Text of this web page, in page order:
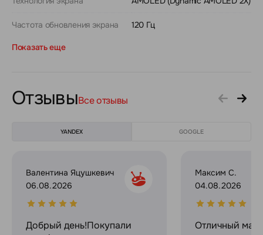
Частота обновления экрана 120 Гц
Показать еще
ОтзывыВсе отзывы
YANDEX GOOGLE
Валентина Яцушкевич
06.08.2026
Добрый день!Покупали
Максим С.
04.08.2026
Отличный